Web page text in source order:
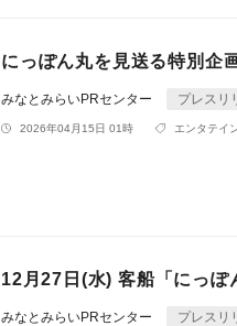
にっぽん丸を見送る特別企
みなとみらいPRセンター プレスリ
2026年04月15日 01時 エンタテイ
12月27日(水) 客船「にっぽ
みなとみらいPRセンター プレスリ